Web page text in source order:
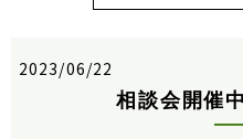
2023/06/22
相談会開催